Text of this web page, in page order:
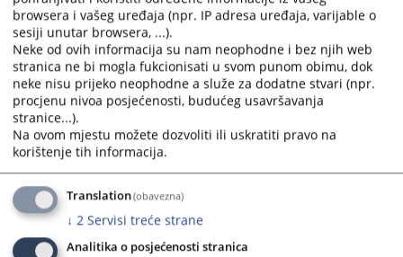
Prateći dokumenti
Javni oglas
127 PREGLEDA
browsera i vašeg uređaja (npr. IP adresa uređaja, varijable o
sesiji unutar browsera, ...).
Neke od ovih informacija su nam neophodne i bez njih web
stranica ne bi mogla fukcionisati u svom punom obimu, dok
neke nisu prijeko neophodne a služe za dodatne stvari (npr.
procjenu nivoa posjećenosti, budućeg usavršavanja
stranice...).
Na ovom mjestu možete dozvoliti ili uskratiti pravo na
korištenje tih informacija.
Translation(obavezna)
↓ 2 Servisi treće strane
Analitika o posjećenosti stranica